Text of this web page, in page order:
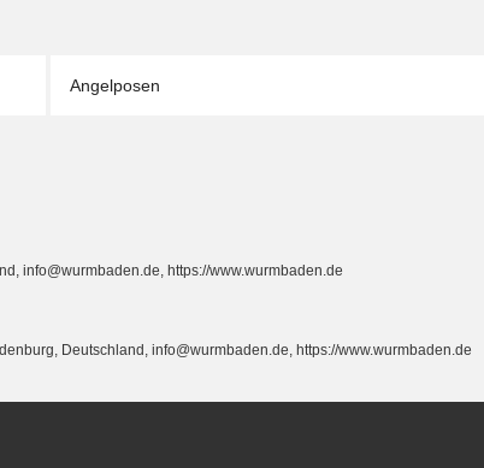
Angelposen
info@wurmbaden.de, https://www.wurmbaden.de
Deutschland, info@wurmbaden.de, https://www.wurmbaden.de